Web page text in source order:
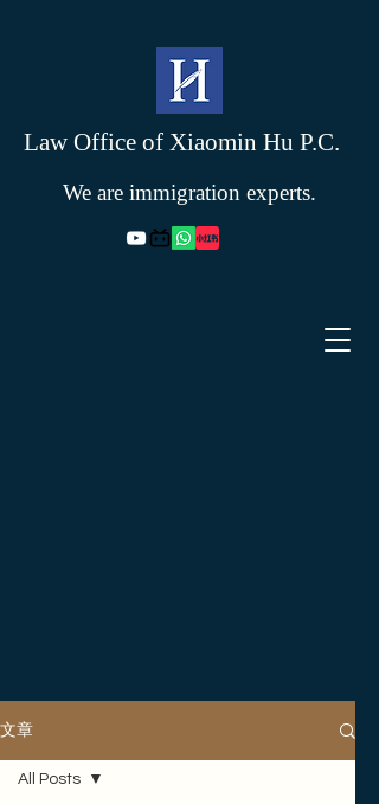
Law Office of Xiaomin Hu P.C.
We are immigration experts.
文章
All Posts